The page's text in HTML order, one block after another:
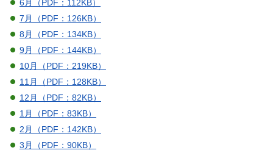
6月（PDF：112KB）
7月（PDF：126KB）
8月（PDF：134KB）
9月（PDF：144KB）
10月（PDF：219KB）
11月（PDF：128KB）
12月（PDF：82KB）
1月（PDF：83KB）
2月（PDF：142KB）
3月（PDF：90KB）